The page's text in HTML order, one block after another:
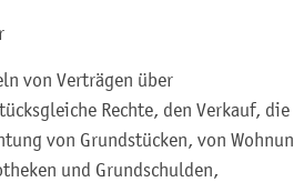
von Verträgen über
Rechte, den Verkauf,
von Grundstücken, von
und Grundschulden,